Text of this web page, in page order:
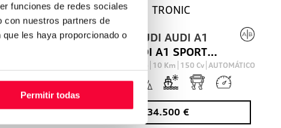
funciones de redes sociales
con nuestros partners de
les haya proporcionado o
Permitir todas
AUDIAUDI A1
AUDI A1 SPORTBACK ADRENALIN EDITION 35 TFSI 110(150) KW(CV) S TRONIC
10 Km 150 Cv AUTOMÁTICO
34.500 €